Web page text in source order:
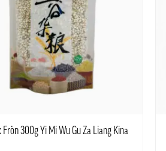
Frön 300g Yi Mi Wu Gu Za Liang Kina